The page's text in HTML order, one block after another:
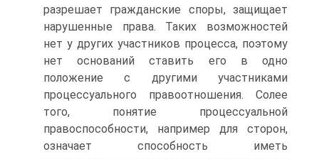
разрешает гражданские споры, защищает
нарушенные права. Таких возможностей
нет у других участников процесса, поэтому
нет оснований ставить его в одно
положение с другими участниками
процессуального правоотношения. Солее
того, понятие процессуальной
правоспособности, например для сторон,
означает способность иметь